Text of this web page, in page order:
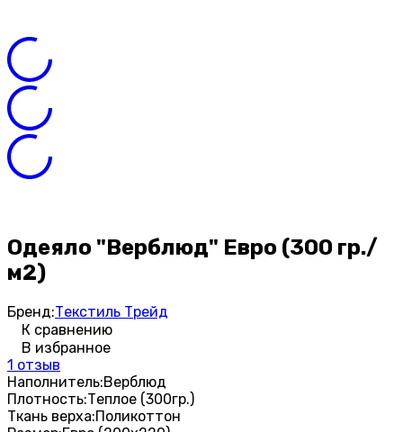
Одеяло "Верблюд" Евро (300 гр./
м2)
Бренд:Текстиль Трейд
К сравнению
В избранное
1 отзыв
Наполнитель:Верблюд
Плотность:Теплое (300гр.)
Ткань верха:Поликоттон